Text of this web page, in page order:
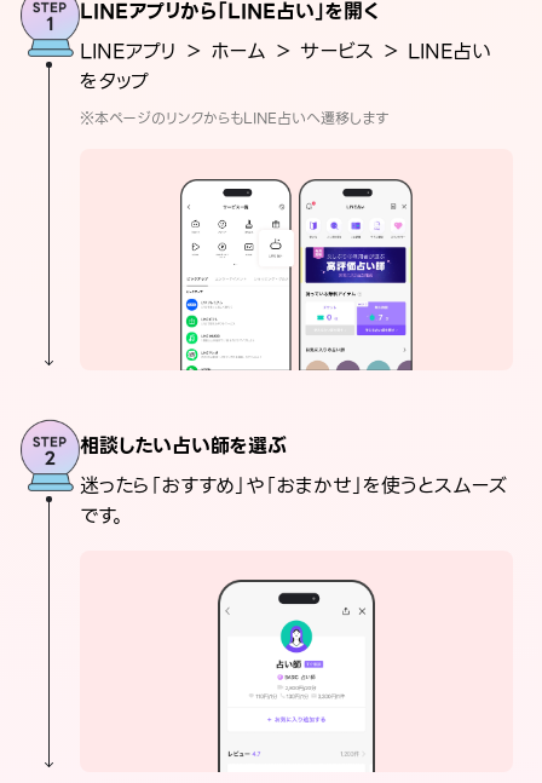
LINEアプリから「LINE占い」を開く
LINEアプリ ＞ ホーム ＞ サービス ＞ LINE占い
をタップ
※本ページのリンクからもLINE占いへ遷移します
相談したい占い師を選ぶ
迷ったら「おすすめ」や「おまかせ」を使うとスムーズ
です。